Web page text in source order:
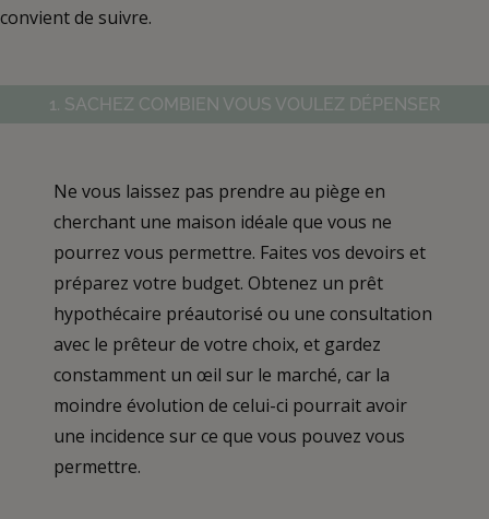
convient de suivre.
1. SACHEZ COMBIEN VOUS VOULEZ DÉPENSER
Ne vous laissez pas prendre au piège en
cherchant une maison idéale que vous ne
pourrez vous permettre. Faites vos devoirs et
préparez votre budget. Obtenez un prêt
hypothécaire préautorisé ou une consultation
avec le prêteur de votre choix, et gardez
constamment un œil sur le marché, car la
moindre évolution de celui-ci pourrait avoir
une incidence sur ce que vous pouvez vous
permettre.